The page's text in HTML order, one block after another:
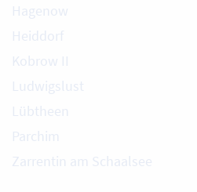
Hagenow
Heiddorf
Kobrow II
Ludwigslust
Lübtheen
Parchim
Zarrentin am Schaalsee